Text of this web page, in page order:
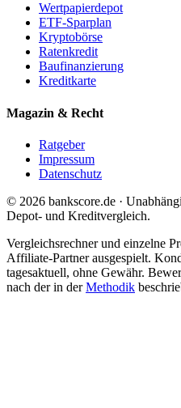
Wertpapierdepot
ETF-Sparplan
Kryptobörse
Ratenkredit
Baufinanzierung
Kreditkarte
Magazin & Recht
Ratgeber
Impressum
Datenschutz
© 2026 bankscore.de ·
Depot- und Kreditvergleich.
Vergleichsrechner und einzelne
Affiliate-Partner ausgespielt.
tagesaktuell, ohne Gewähr.
nach der in derMethodik